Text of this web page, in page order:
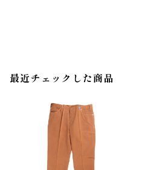
最近チェックした商品